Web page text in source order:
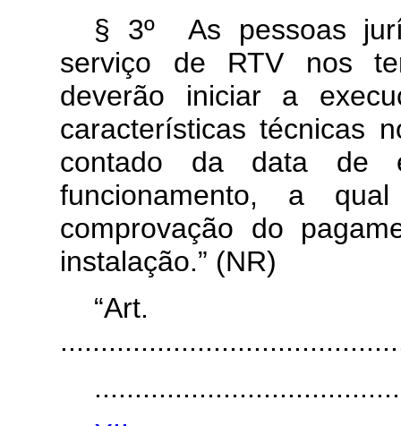
§ 3º As pessoas
serviço de RTV nos
deverão iniciar a
características técnicas
contado da data de
funcionamento, a
comprovação do
instalação.” (NR)